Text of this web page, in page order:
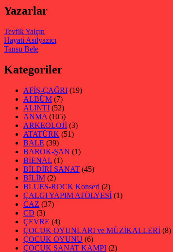
Yazarlar
Tevfik Yalçın
Hayati Asılyazıcı
Tansu Bele
Kategoriler
AFİŞ-ÇAĞRI (19)
ALBÜM (7)
ALINTI (52)
ANMA (105)
ARKEOLOJİ (3)
ATATÜRK (51)
BALE (39)
BAROK-ŞAN (1)
BİENAL (1)
BİLDİRİ SANAT (45)
BİLİM (2)
BLUES-ROCK Konseri (2)
ÇALGI YAPIM ATÖLYESİ (1)
CAZ (37)
CD (3)
ÇEVRE (4)
ÇOCUK OYUNLARI ve MÜZİKALLERİ (8)
ÇOCUK OYUNU (6)
ÇOCUK SANAT KAMPI (2)